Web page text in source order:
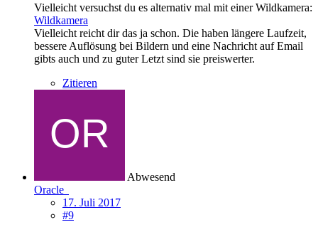
Vielleicht versuchst du es alternativ mal mit einer Wildkamera:
Wildkamera
Vielleicht reicht dir das ja schon. Die haben längere Laufzeit,
bessere Auflösung bei Bildern und eine Nachricht auf Email
gibts auch und zu guter Letzt sind sie preiswerter.
Zitieren
Abwesend
Oracle
17. Juli 2017
#9